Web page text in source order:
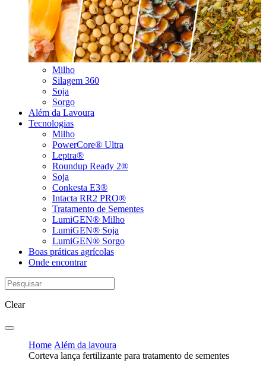
Milho
Silagem 360
Soja
Sorgo
Além da Lavoura
Tecnologias
Milho
PowerCore® Ultra
Leptra®
Roundup Ready 2®
Soja
Conkesta E3®
Intacta RR2 PRO®
Tratamento de Sementes
LumiGEN® Milho
LumiGEN® Soja
LumiGEN® Sorgo
Boas práticas agrícolas
Onde encontrar
Clear
Home Além da lavoura
Corteva lança fertilizante para tratamento de sementes